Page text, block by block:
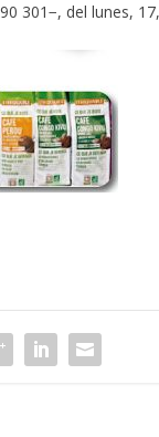
301−, del lunes,